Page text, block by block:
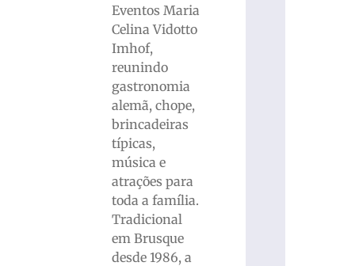
Eventos Maria
Celina Vidotto
Imhof,
reunindo
gastronomia
alemã, chope,
brincadeiras
típicas,
música e
atrações para
toda a família.
Tradicional
em Brusque
desde 1986, a